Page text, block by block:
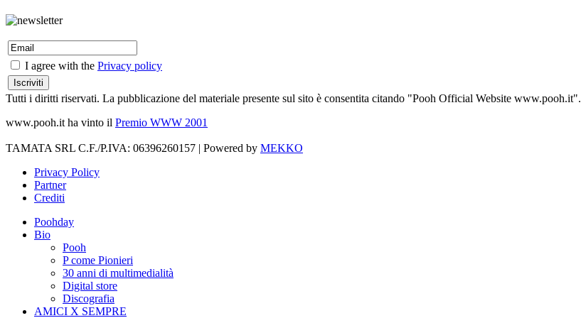
I agree with the Privacy policy
Tutti i diritti riservati. La pubblicazione del materiale presente sul sito è consentita citando "Pooh Official Website www.pooh.it".
www.pooh.it ha vinto il Premio WWW 2001
TAMATA SRL C.F./P.IVA: 06396260157 | Powered by MEKKO
Privacy Policy
Partner
Crediti
Poohday
Bio
Pooh
P come Pionieri
30 anni di multimedialità
Digital store
Discografia
AMICI X SEMPRE